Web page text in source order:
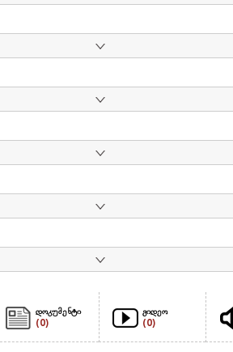
დოკუმენტი
(0)
ვიდეო
(0)